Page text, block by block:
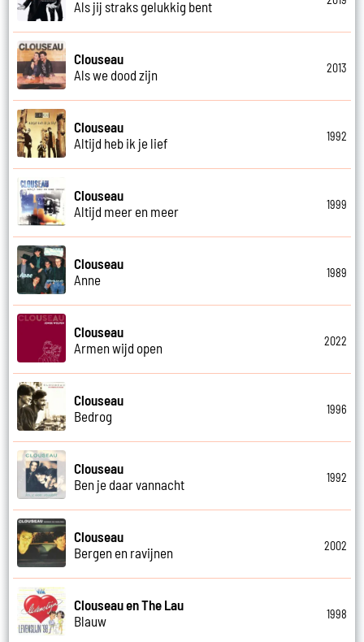
Als jij straks gelukkig bent
Clouseau
Als we dood zijn
2013
Clouseau
Altijd heb ik je lief
1992
Clouseau
Altijd meer en meer
1999
Clouseau
Anne
1989
Clouseau
Armen wijd open
2022
Clouseau
Bedrog
1996
Clouseau
Ben je daar vannacht
1992
Clouseau
Bergen en ravijnen
2002
Clouseau en The Lau
Blauw
1998